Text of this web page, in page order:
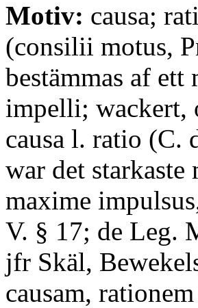
Motiv: causa;
(consilii motus,
bestämmas af ett
impelli; wackert,
causa l. ratio (C.
war det
maxime
V. § 17; de Leg.
jfr Skäl,
causam,